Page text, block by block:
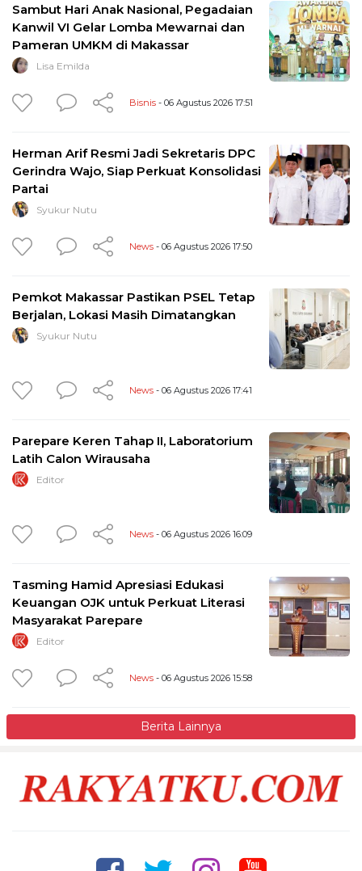
Sambut Hari Anak Nasional, Pegadaian
Kanwil VI Gelar Lomba Mewarnai dan
Pameran UMKM di Makassar
Lisa Emilda
Bisnis - 06 Agustus 2026 17:51
Herman Arif Resmi Jadi Sekretaris DPC
Gerindra Wajo, Siap Perkuat Konsolidasi
Partai
Syukur Nutu
News - 06 Agustus 2026 17:50
Pemkot Makassar Pastikan PSEL Tetap
Berjalan, Lokasi Masih Dimatangkan
Syukur Nutu
News - 06 Agustus 2026 17:41
Parepare Keren Tahap II, Laboratorium
Latih Calon Wirausaha
Editor
News - 06 Agustus 2026 16:09
Tasming Hamid Apresiasi Edukasi
Keuangan OJK untuk Perkuat Literasi
Masyarakat Parepare
Editor
News - 06 Agustus 2026 15:58
Berita Lainnya